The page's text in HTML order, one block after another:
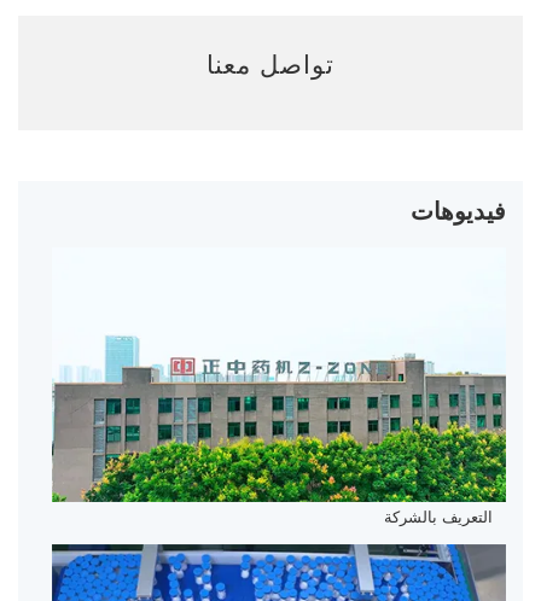
تواصل معنا
فيديوهات
التعريف بالشركة